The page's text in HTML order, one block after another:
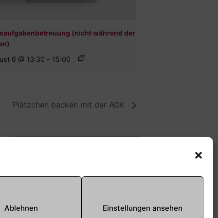
Ablehnen Einstellungen ansehen
(nicht während der
6 @ 13:30 - 15:00
Plätzchen backen mit der AOK
E-Mail: